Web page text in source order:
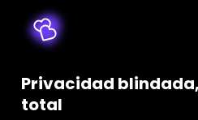
Privacidad
total